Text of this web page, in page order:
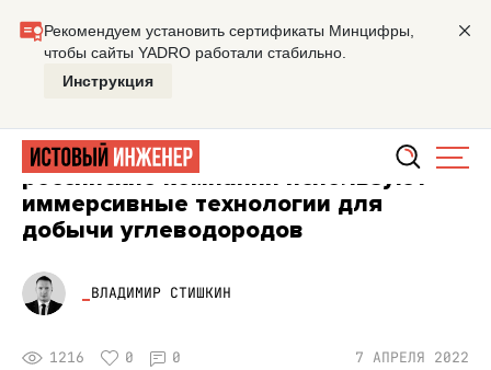
Главная Мастерская
Экспертиза длиной в 600 км: как
российские компании используют
иммерсивные технологии для
добычи углеводородов
ВЛАДИМИР СТИШКИН
1216 0 0 7 АПРЕЛЯ 2022